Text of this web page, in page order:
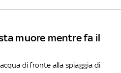
muore mentre fa il
di fronte alla spiaggia di